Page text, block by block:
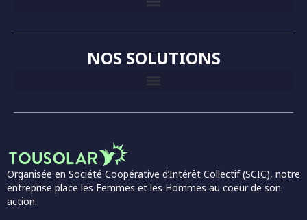
NOS SOLUTIONS
Organisée en Société Coopérative d’Intérêt Collectif (SCIC), notre
entreprise place les Femmes et les Hommes au coeur de son
action.